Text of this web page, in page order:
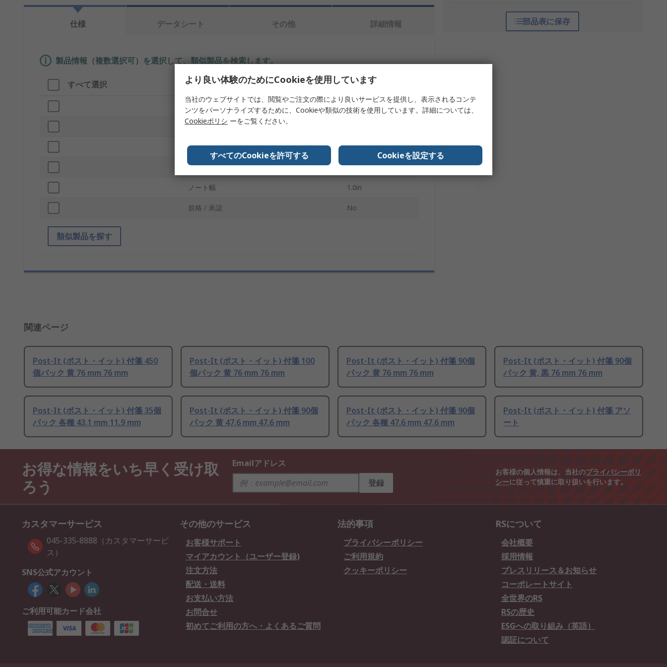
部品表に保存
仕様 データシート その他 詳細情報
製品情報（複数選択可）を選択して、類似製品を検索します。
すべて選択 製品情報 内容
ブランド Post-It
プロダクトタイプ
パッドごとにノート数 22
ノート長さ 38.1mm
ノート幅 1.0in
規格 / 承認 No
類似製品を探す
関連ページ
Post-It (ポスト・イット) 付箋 450
個パック 黄 76 mm 76 mm
Post-It (ポスト・イット) 付箋 100
個パック 黄 76 mm 76 mm
Post-It (ポスト・イット) 付箋 90個
パック 黄 76 mm 76 mm
Post-It (ポスト・イット) 付箋 90個
パック 黄, 黒 76 mm 76 mm
Post-It (ポスト・イット) 付箋 35個
パック 各種 43.1 mm 11.9 mm
Post-It (ポスト・イット) 付箋 90個
パック 黄 47.6 mm 47.6 mm
Post-It (ポスト・イット) 付箋 90個
パック 各種 47.6 mm 47.6 mm
Post-It (ポスト・イット) 付箋 アソ
ート
お得な情報をいち早く受け取
ろう
Emailアドレス
登録
お客様の個人情報は、当社のプライバシーポリ
シーに従って慎重に取り扱いを行います。
カスタマーサービス
045-335-8888（カスタマーサービ
ス）
SNS公式アカウント
ご利用可能カード会社
その他のサービス
お客様サポート
マイアカウント（ユーザー登録)
注文方法
配送・送料
お支払い方法
お問合せ
初めてご利用の方へ・よくあるご質問
法的事項
プライバシーポリシー
ご利用規約
クッキーポリシー
RSについて
会社概要
採用情報
プレスリリース＆お知らせ
コーポレートサイト
全世界のRS
RSの歴史
ESGへの取り組み（英語）
認証について
より良い体験のためにCookieを使用しています
当社のウェブサイトでは、閲覧やご注文の際により良いサービスを提供し、表示されるコンテ
ンツをパーソナライズするために、Cookieや類似の技術を使用しています。詳細については、
Cookieポリシ ーをご覧ください。
すべてのCookieを許可する Cookieを設定する